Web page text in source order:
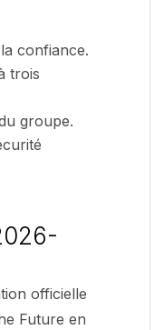
confiance.
trois
groupe.
officielle
Future en